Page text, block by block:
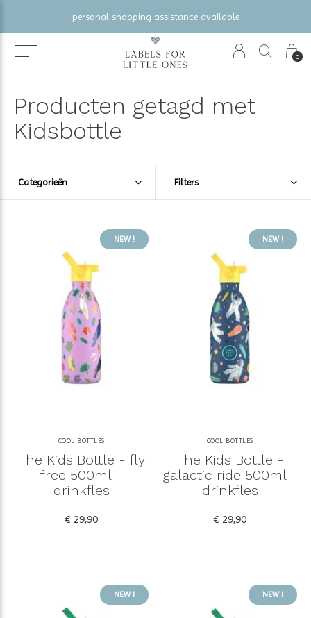
0
gratis verzending vanaf €100 (NL/BE/DE)
Producten getagd met
Kidsbottle
Categorieën Filters
NEW !
COOL BOTTLES
The Kids Bottle - fly
free 500ml -
drinkfles
€ 29,90
NEW !
COOL BOTTLES
The Kids Bottle -
galactic ride 500ml -
drinkfles
€ 29,90
NEW ! NEW !